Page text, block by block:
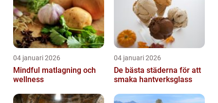
04 januari 2026
Mindful matlagning och
wellness
04 januari 2026
De bästa städerna för att
smaka hantverksglass